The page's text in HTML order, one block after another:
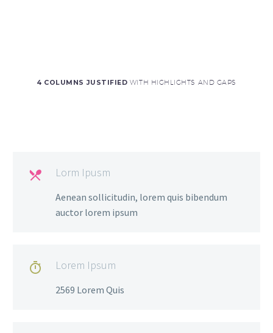
4 COLUMNS JUSTIFIED WITH HIGHLIGHTS AND GAPS
 Lorm Ipusm
Aenean sollicitudin, lorem quis bibendum
auctor lorem ipsum
 Lorem Ipsum
2569 Lorem Quis